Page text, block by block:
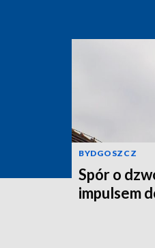
BYDGOSZCZ
Spór o
impulsem